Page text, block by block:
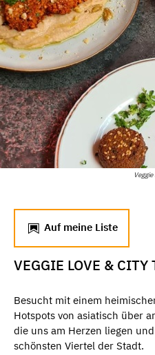
Auf meine Liste
VEGGIE LOVE & CITY
Besucht mit einem
Hotspots von asiatisch über
die uns am Herzen liegen
schönsten Viertel der Stadt.